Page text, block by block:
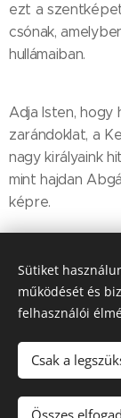
ezt a
csónak,
hullámaiban.
Adja Isten, hogy
zarándoklat, a
nagy királyaink
mint hajdan
képre.
Share
© 2016-2026
Sütiket
működését és
felhasználói
Csak a
Összes